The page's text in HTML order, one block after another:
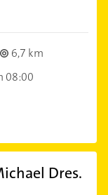
6,7 km
08:00
Dres.